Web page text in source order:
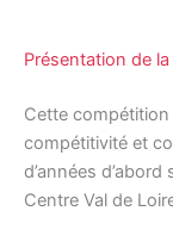
Présentation de la
Cette
compétitivité et
d’années
Centre Val de